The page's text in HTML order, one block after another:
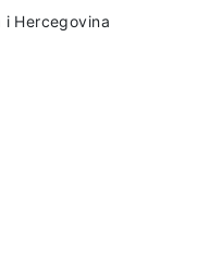
i Hercegovina